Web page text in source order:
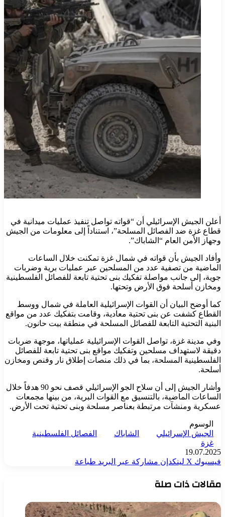
أعلن الجيش الإسرائيلي أن “قواته تواصل تنفيذ عمليات ميدانية في
قطاع غزة ضد الفصائل المسلحة”، استناداً إلى معلومات من الجيش
وجهاز الأمن العام “الشاباك”.
وأفاد الجيش بأن قواته في شمال غزة تمكنت خلال الساعات
الماضية من تصفية عدد من المسلحين عبر عمليات برية وضربات
جوية، إلى جانب مواصلة تفكيك بنى تحتية تابعة للفصائل الفلسطينية
ومخازن أسلحة فوق الأرض وتحتها.
كما أوضح البيان أن القوات الإسرائيلية العاملة في شمال ووسط
القطاع كشفت عن بنى تحتية معادية، وقامت بتفكيك عدد من مواقع
البنية التحتية التابعة للفصائل المسلحة في منطقة بيت حانون.
وفي مدينة غزة، تواصل القوات الإسرائيلية عملياتها، موجهة ضربات
دقيقة لاستهداف مسلحين وتفكيك مواقع بنى تحتية تابعة للفصائل
الفلسطينية المسلحة، بما في ذلك منصات إطلاق نار وقنص ومخازن
أسلحة.
وأشار الجيش إلى أن سلاح الجو الإسرائيلي قصف نحو 90 هدفاً خلال
الساعات الماضية، بالتنسيق مع القوات البرية، من بينها مجمعات
عسكرية ومنشآت مرتبطة بعناصر مسلحة وبنى تحتية تحت الأرض.
الوسوم
الجيش الإسرائيلي
الشاباك
الفصائل الفلسطينية
غزة
19.07.2025
فيسبوك ‫X لينكدإن مشاركة عبر البريد طباعة
مقالات ذات صلة